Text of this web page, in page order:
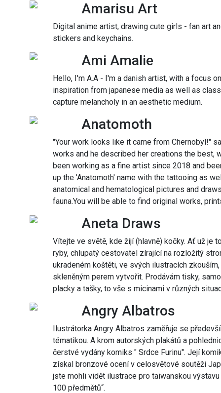
Amarisu Art
Digital anime artist, drawing cute girls - fan art
stickers and keychains.
Ami Amalie
Hello, I'm A.A - I'm a danish artist, with a focus
inspiration from japanese media as well as
capture melancholy in an aesthetic medium.
Anatomoth
"Your work looks like it came from Chernobyl!"
works and he described her creations the best,
been working as a fine artist since 2018 and
up the 'Anatomoth' name with the tattooing as
anatomical and hematological pictures and
fauna.You will be able to find original works,
Aneta Draws
Vítejte ve světě, kde žijí (hlavně) kočky. Ať už je
ryby, chlupatý cestovatel zírající na rozložitý
ukradeném koštěti, ve svých ilustracích
skleněným perem vytvořit. Prodávám tisky,
placky a tašky, to vše s micinami v různých
Angry Albatros
Ilustrátorka Angry Albatros zaměřuje se
tématikou. A krom autorských plakátů a
čerstvé vydány komiks " Srdce Furinu". Její
získal bronzové ocení v celosvětové soutěži
jste mohli vidět ilustrace pro taiwanskou výstavu
100 předmětů“.